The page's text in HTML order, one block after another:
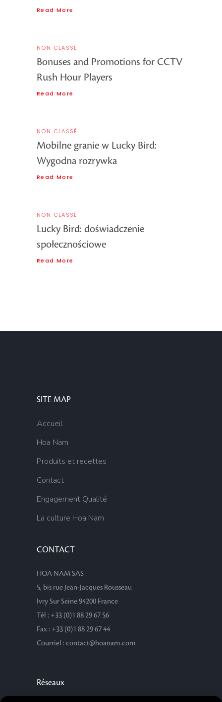
Read More
NON CLASSÉ
Bonuses and Promotions for CCTV
Rush Hour Players
Read More
NON CLASSÉ
Mobilne granie w Lucky Bird:
Wygodna rozrywka
Read More
NON CLASSÉ
Lucky Bird: doświadczenie
społecznościowe
Read More
SITE MAP
Accueil
Hoa Nam
Produits et recettes
Contact
Engagement Qualité
La culture Hoa Nam
CONTACT
HOA NAM SAS
5, bis rue Jean-Jacques Rousseau
Ivry Sur Seine 94200 France
Tél : +33 (0)1 88 29 67 56
Fax : +33 (0)1 88 29 67 44
Courriel : contact@hoanam.com
Réseaux